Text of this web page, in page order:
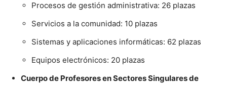
Procesos de gestión administrativa: 26 plazas
Servicios a la comunidad: 10 plazas
Sistemas y aplicaciones informáticas: 62 plazas
Equipos electrónicos: 20 plazas
Cuerpo de Profesores en Sectores Singulares de